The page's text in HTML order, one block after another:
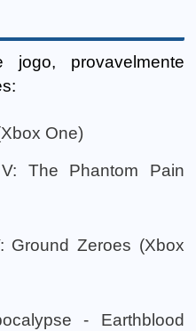
provavelmente
One)
The Phantom Pain
Ground Zeroes (Xbox
- Earthblood